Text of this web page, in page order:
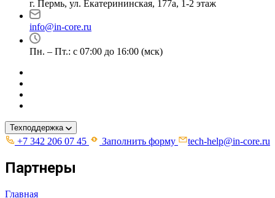
г. Пермь, ул. ​Екатерининская, 177а, ​1-2 этаж
info@in-core.ru
Пн. – Пт.: с 07:00 до 16:00 (мск)
Техподдержка
+7 342 206 07 45 Заполнить форму tech-help@in-core.ru
Партнеры
Главная